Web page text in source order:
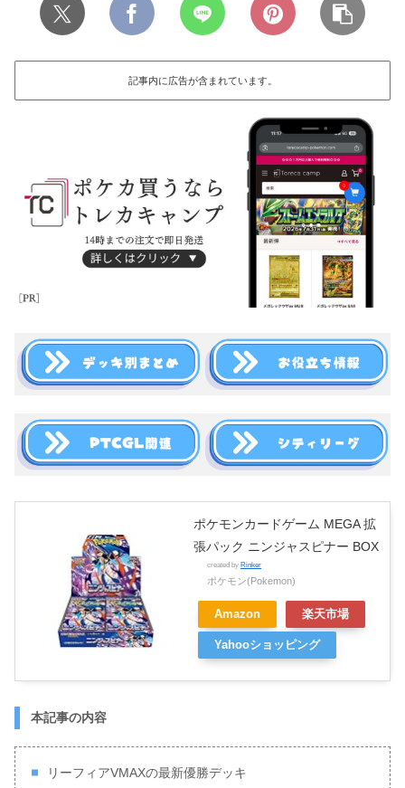
記事内に広告が含まれています。
ポケモンカードゲーム MEGA 拡
張パック ニンジャスピナー BOX
created by Rinker
ポケモン(Pokemon)
Amazon 楽天市場
Yahooショッピング
本記事の内容
リーフィアVMAXの最新優勝デッキ